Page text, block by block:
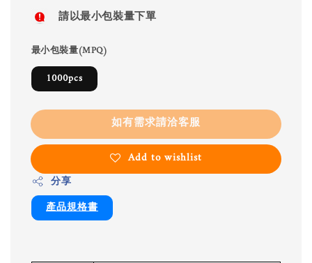
請以最小包裝量下單
最小包裝量(MPQ)
1000pcs
如有需求請洽客服
Add to wishlist
分享
產品規格書